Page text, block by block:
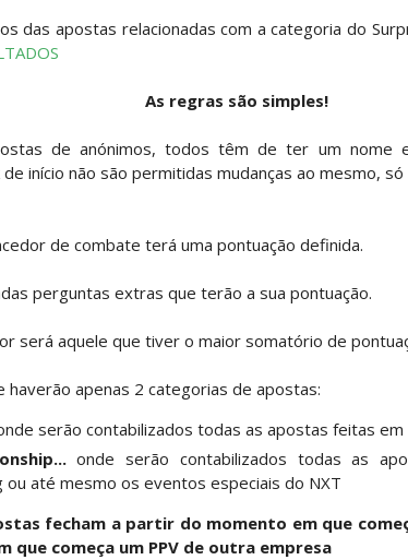
NO GRAND SLAM MEXICO: Will
TRIOS NA AEW: Brody King, Bandido
NO GRAND SLAM
CIDADE DO MÉXICO: Jericho,
DO TÍTULO: Kyle Fletcher supera
das apostas relacionadas com a categoria do
As regras são simples!
de anónimos, todos têm de ter um
início não são permitidas mudanças ao mesmo,
de combate terá uma pontuação definida.
perguntas extras que terão a sua pontuação.
será aquele que tiver o maior somatório de
haverão apenas 2 categorias de apostas:
serão contabilizados todas as apostas feitas em
onde serão contabilizados todas as
ou até mesmo os eventos especiais do NXT
fecham a partir do momento em que
que começa um PPV de outra empresa